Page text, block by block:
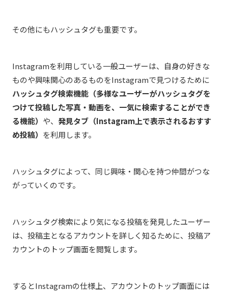
その他にもハッシュタグも重要です。
Instagramを利用している一般ユーザーは、自身の好きな
ものや興味関心のあるものをInstagramで見つけるために
ハッシュタグ検索機能（多様なユーザーがハッシュタグを
つけて投稿した写真・動画を、一気に検索することができ
る機能） や、 発見タブ（Instagram上で表示されるおすす
め投稿） を利用します。
ハッシュタグによって、同じ興味・関心を持つ仲間がつな
がっていくのです。
ハッシュタグ検索により気になる投稿を発見したユーザー
は、投稿主となるアカウントを詳しく知るために、投稿ア
カウントのトップ画面を閲覧します。
するとInstagramの仕様上、アカウントのトップ画面には